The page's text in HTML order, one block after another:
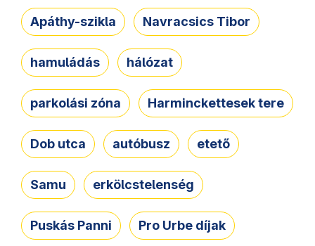
Apáthy-szikla Navracsics Tibor
hamuládás hálózat
parkolási zóna Harminckettesek tere
Dob utca autóbusz etető
Samu erkölcstelenség
Puskás Panni Pro Urbe díjak